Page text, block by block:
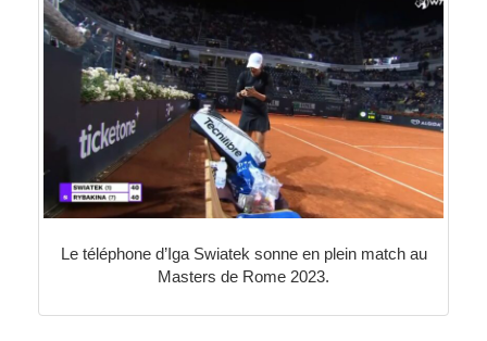
Le téléphone d’Iga Swiatek sonne en plein match au
Masters de Rome 2023.